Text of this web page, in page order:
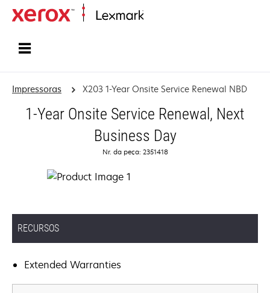
Impressoras X203 1-Year Onsite Service Renewal NBD
1-Year Onsite Service Renewal, Next
Business Day
Nr. da peça: 2351418
RECURSOS
Extended Warranties